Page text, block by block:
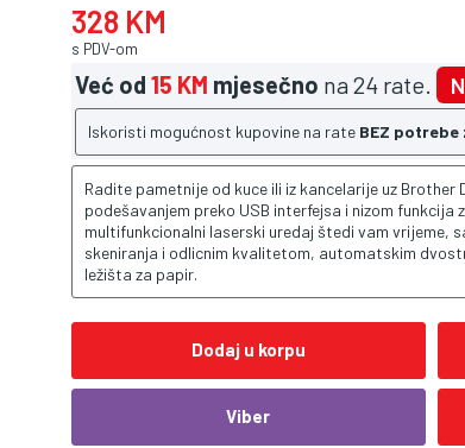
328 KM
s PDV-om
Već od 15 KM mjesečno na 24 rate.
Iskoristi mogućnost kupovine na rate BEZ
Radite pametnije od kuce ili iz kancelarije uz Brother
podešavanjem preko USB interfejsa i nizom
multifunkcionalni laserski uredaj štedi vam vrijeme,
skeniranja i odlicnim kvalitetom, automatskim
ležišta za papir.
Dodaj u korpu
Viber